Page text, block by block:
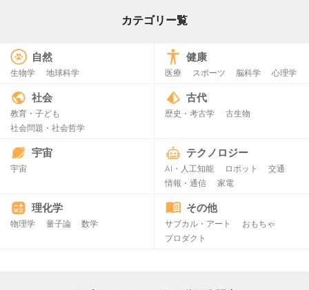
カテゴリー覧
自然
生物学 地球科学
健康
医療 スポーツ 脳科学 心理学
社会
教育・子ども
社会問題・社会哲学
古代
歴史・考古学 古生物
宇宙
宇宙
テクノロジー
AI・人工知能 ロボット
交通
情報・通信
家電
理化学
物理学 量子論 数学
その他
サブカル・アート
おもちゃ
プロダクト